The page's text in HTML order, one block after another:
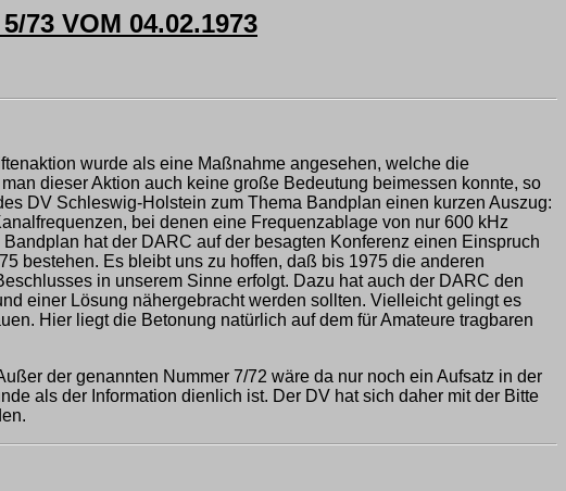
73 VOM 04.02.1973
wurde als eine Maßnahme angesehen, welche die
dieser Aktion auch keine große Bedeutung beimessen konnte, so
DV Schleswig-Holstein zum Thema Bandplan einen kurzen Auszug:
bei denen eine Frequenzablage von nur 600 kHz
hat der DARC auf der besagten Konferenz einen Einspruch
bestehen. Es bleibt uns zu hoffen, daß bis 1975 die anderen
in unserem Sinne erfolgt. Dazu hat auch der DARC den
einer Lösung nähergebracht werden sollten. Vielleicht gelingt es
Hier liegt die Betonung natürlich auf dem für Amateure tragbaren
der genannten Nummer 7/72 wäre da nur noch ein Aufsatz in der
als der Information dienlich ist. Der DV hat sich daher mit der Bitte